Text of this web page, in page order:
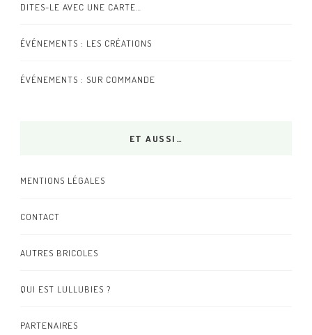
DITES-LE AVEC UNE CARTE…
ÉVÉNEMENTS : LES CRÉATIONS
ÉVÉNEMENTS : SUR COMMANDE
ET AUSSI…
MENTIONS LÉGALES
CONTACT
AUTRES BRICOLES
QUI EST LULLUBIES ?
PARTENAIRES